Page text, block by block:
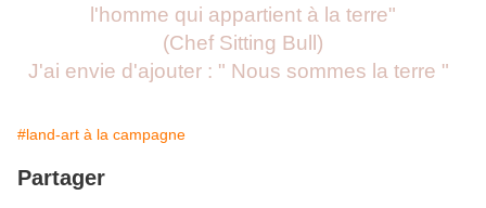
l'homme qui appartient à la terre"
(Chef Sitting Bull)
J'ai envie d'ajouter : " Nous sommes la terre "
#land-art à la campagne
Partager